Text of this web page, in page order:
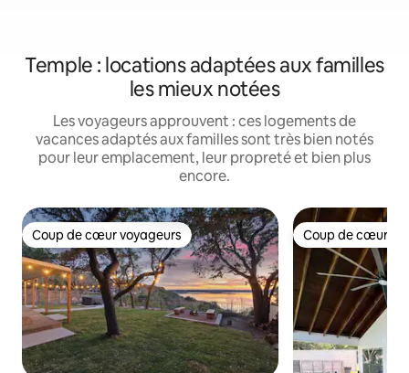
Temple : locations adaptées aux familles
les mieux notées
Les voyageurs approuvent : ces logements de
vacances adaptés aux familles sont très bien notés
pour leur emplacement, leur propreté et bien plus
encore.
Coup de cœur voyageurs
Coup de cœur voyageurs Coup de cœur
Coup de cœur